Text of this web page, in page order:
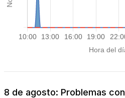
8 de agosto: Problemas